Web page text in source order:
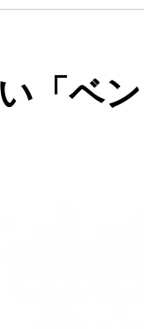
「ベ